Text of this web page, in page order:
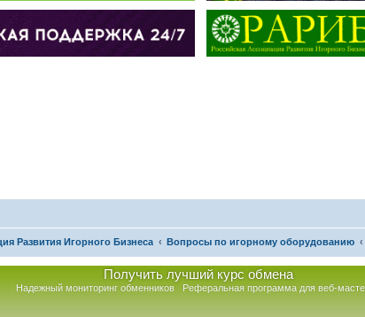
Развития Игорного Бизнеса Вопросы по игорному оборудованию
Получить лучший курс обмена
Надежный мониторинг обменников Реферальная программа для веб-